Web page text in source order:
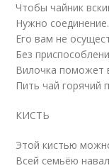
Чтобы чайник
Нужно соединение.
Его вам не
Без
Вилочка поможет
Пить чай горячий
КИСТЬ
Этой кистью
Всей семьёю